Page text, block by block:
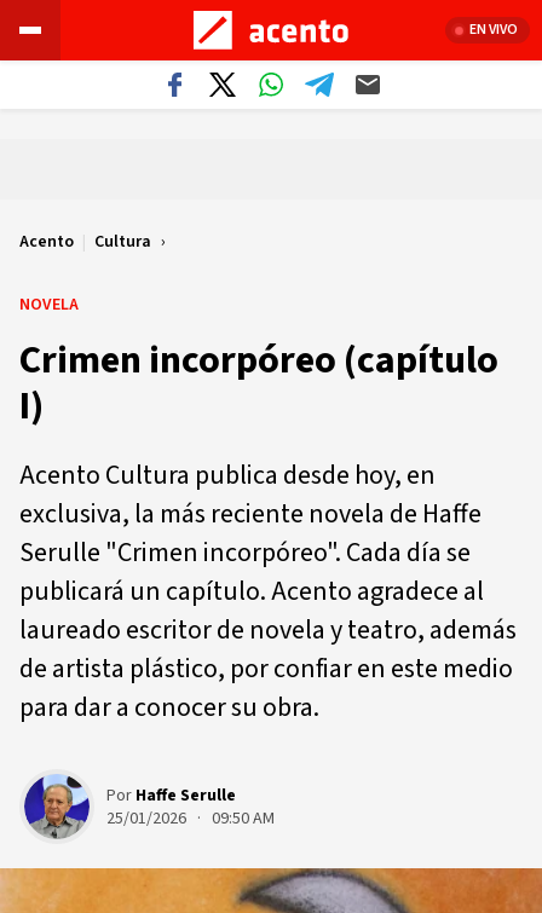
EN VIVO
Acento | Cultura
NOVELA
Crimen incorpóreo (capítulo
I)
Acento Cultura publica desde hoy, en
exclusiva, la más reciente novela de Haffe
Serulle "Crimen incorpóreo". Cada día se
publicará un capítulo. Acento agradece al
laureado escritor de novela y teatro, además
de artista plástico, por confiar en este medio
para dar a conocer su obra.
Por Haffe Serulle
25/01/2026 · 09:50 AM